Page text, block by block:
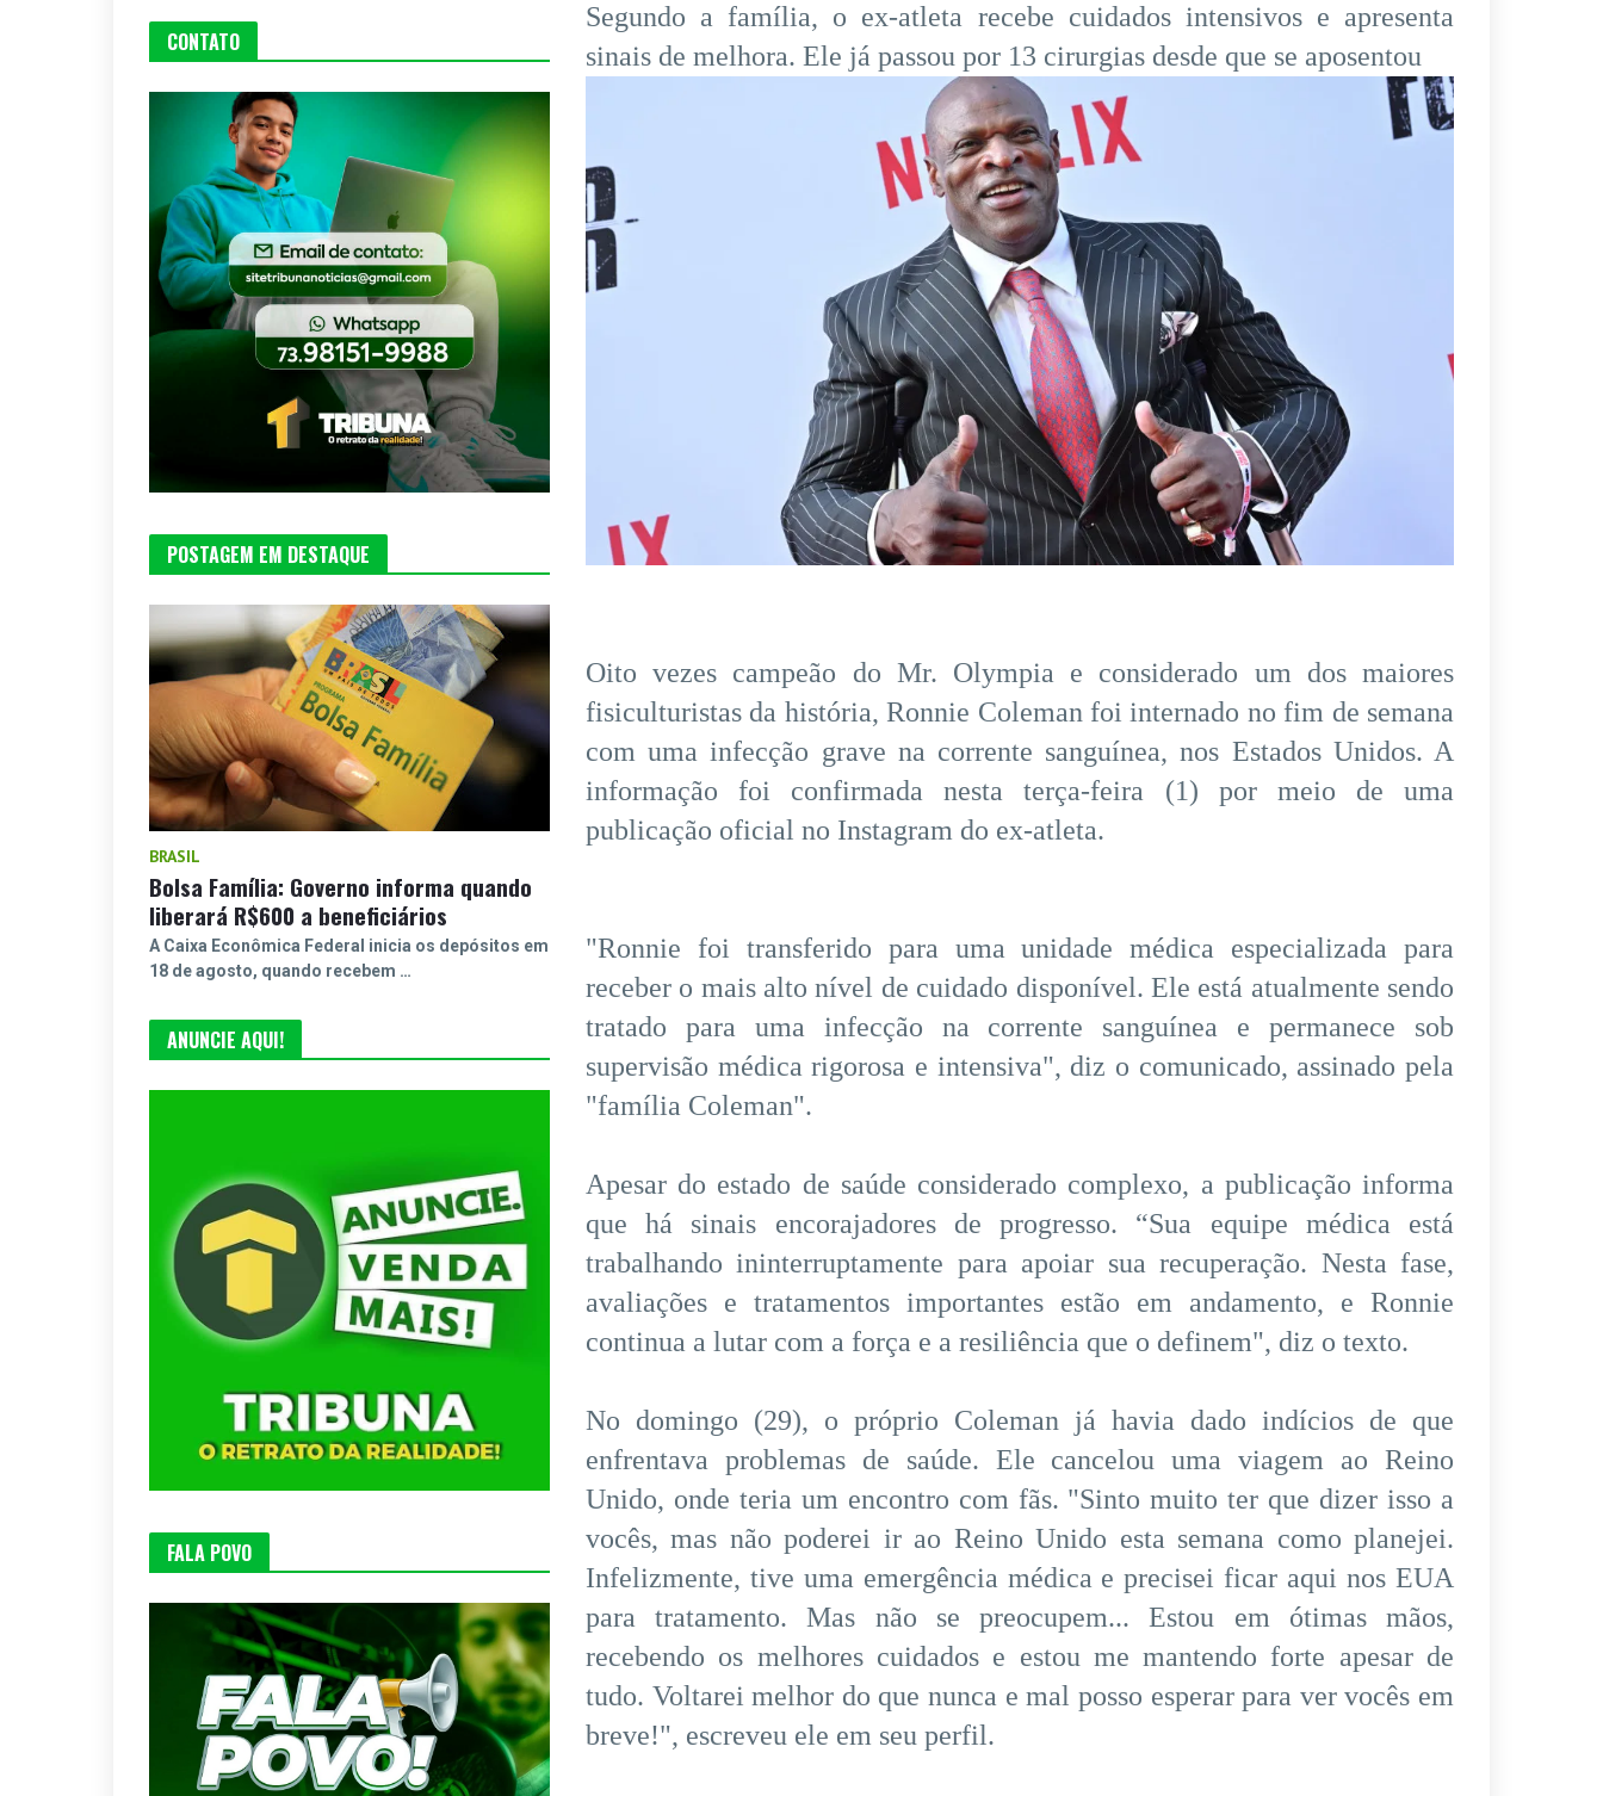
Segundo a família, o ex-atleta recebe cuidados intensivos e apresenta
sinais de melhora. Ele já passou por 13 cirurgias desde que se aposentou
Oito vezes campeão do Mr. Olympia e considerado um dos maiores
fisiculturistas da história, Ronnie Coleman foi internado no fim de semana
com uma infecção grave na corrente sanguínea, nos Estados Unidos. A
informação foi confirmada nesta terça-feira (1) por meio de uma
publicação oficial no Instagram do ex-atleta.
"Ronnie foi transferido para uma unidade médica especializada para
receber o mais alto nível de cuidado disponível. Ele está atualmente sendo
tratado para uma infecção na corrente sanguínea e permanece sob
supervisão médica rigorosa e intensiva", diz o comunicado, assinado pela
"família Coleman".
Apesar do estado de saúde considerado complexo, a publicação informa
que há sinais encorajadores de progresso. “Sua equipe médica está
trabalhando ininterruptamente para apoiar sua recuperação. Nesta fase,
avaliações e tratamentos importantes estão em andamento, e Ronnie
continua a lutar com a força e a resiliência que o definem", diz o texto.
No domingo (29), o próprio Coleman já havia dado indícios de que
enfrentava problemas de saúde. Ele cancelou uma viagem ao Reino
Unido, onde teria um encontro com fãs. "Sinto muito ter que dizer isso a
vocês, mas não poderei ir ao Reino Unido esta semana como planejei.
Infelizmente, tive uma emergência médica e precisei ficar aqui nos EUA
para tratamento. Mas não se preocupem... Estou em ótimas mãos,
recebendo os melhores cuidados e estou me mantendo forte apesar de
tudo. Voltarei melhor do que nunca e mal posso esperar para ver vocês em
breve!", escreveu ele em seu perfil.
CONTATO
POSTAGEM EM DESTAQUE
BRASIL
Bolsa Família: Governo informa quando
liberará R$600 a beneficiários
A Caixa Econômica Federal inicia os depósitos em
18 de agosto, quando recebem …
ANUNCIE AQUI!
FALA POVO